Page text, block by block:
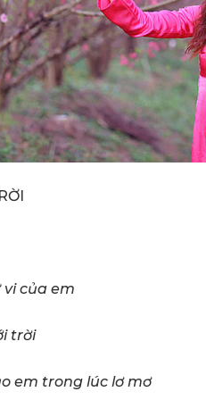
vi của em
trời
em trong lúc lơ mơ